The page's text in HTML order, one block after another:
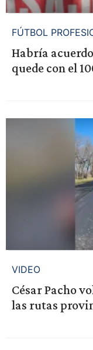
FÚTBOL
Habría
quede con el
VIDEO
César Pacho
las rutas